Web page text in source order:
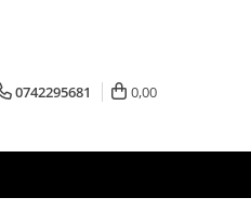
0742295681 0,00